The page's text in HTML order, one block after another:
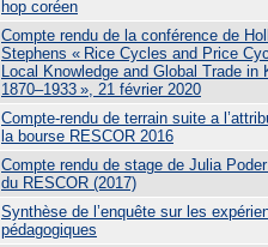
hop coréen
Compte rendu de la conférence de
Stephens « Rice Cycles and Price
Local Knowledge and Global Trade in
1870–1933 », 21 février 2020
Compte-rendu de terrain suite a
la bourse RESCOR 2016
Compte rendu de stage de Julia
du RESCOR (2017)
Synthèse de l’enquête sur les
pédagogiques